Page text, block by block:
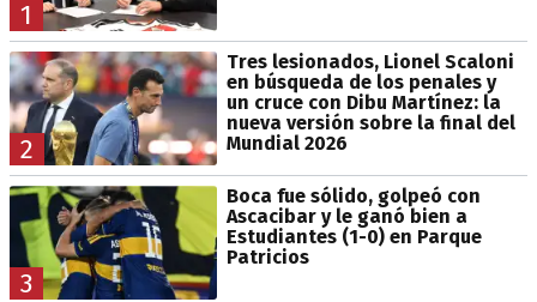
1
2
Tres lesionados, Lionel Scaloni
en búsqueda de los penales y
un cruce con Dibu Martínez: la
nueva versión sobre la final del
Mundial 2026
3
Boca fue sólido, golpeó con
Ascacibar y le ganó bien a
Estudiantes (1-0) en Parque
Patricios